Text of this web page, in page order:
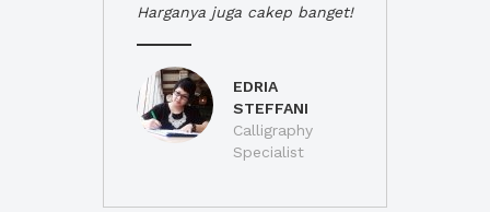
Harganya juga cakep banget!
EDRIA
STEFFANI
Calligraphy
Specialist